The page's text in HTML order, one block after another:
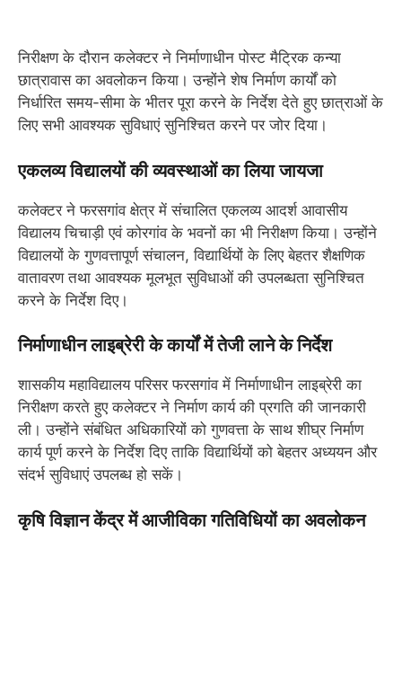
निरीक्षण के दौरान कलेक्टर ने निर्माणाधीन पोस्ट मैट्रिक कन्या
छात्रावास का अवलोकन किया। उन्होंने शेष निर्माण कार्यों को
निर्धारित समय-सीमा के भीतर पूरा करने के निर्देश देते हुए छात्राओं के
लिए सभी आवश्यक सुविधाएं सुनिश्चित करने पर जोर दिया।
एकलव्य विद्यालयों की व्यवस्थाओं का लिया जायजा
कलेक्टर ने फरसगांव क्षेत्र में संचालित एकलव्य आदर्श आवासीय
विद्यालय चिचाड़ी एवं कोरगांव के भवनों का भी निरीक्षण किया। उन्होंने
विद्यालयों के गुणवत्तापूर्ण संचालन, विद्यार्थियों के लिए बेहतर शैक्षणिक
वातावरण तथा आवश्यक मूलभूत सुविधाओं की उपलब्धता सुनिश्चित
करने के निर्देश दिए।
निर्माणाधीन लाइब्रेरी के कार्यों में तेजी लाने के निर्देश
शासकीय महाविद्यालय परिसर फरसगांव में निर्माणाधीन लाइब्रेरी का
निरीक्षण करते हुए कलेक्टर ने निर्माण कार्य की प्रगति की जानकारी
ली। उन्होंने संबंधित अधिकारियों को गुणवत्ता के साथ शीघ्र निर्माण
कार्य पूर्ण करने के निर्देश दिए ताकि विद्यार्थियों को बेहतर अध्ययन और
संदर्भ सुविधाएं उपलब्ध हो सकें।
कृषि विज्ञान केंद्र में आजीविका गतिविधियों का अवलोकन